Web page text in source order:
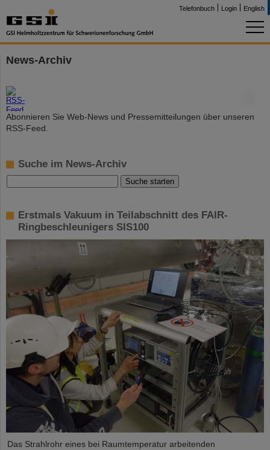
Telefonbuch Login English
News-Archiv
Abonnieren Sie Web-News und Pressemitteilungen über unseren
RSS-Feed.
Suche im News-Archiv
Erstmals Vakuum in Teilabschnitt des FAIR-
Ringbeschleunigers SIS100
Das Strahlrohr eines bei Raumtemperatur arbeitenden